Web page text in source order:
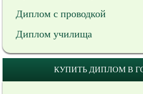
Диплом с проводкой
Диплом училища
КУПИТЬ ДИПЛОМ В